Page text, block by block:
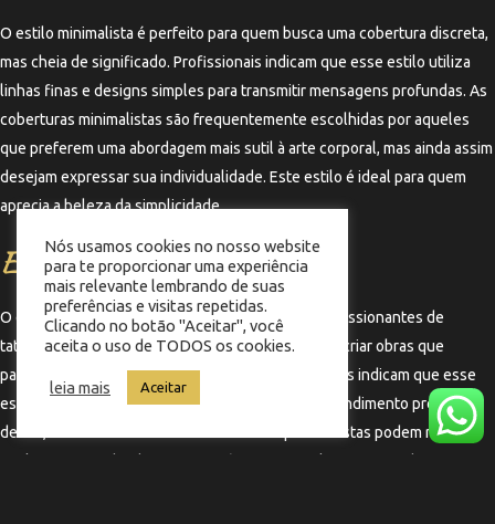
O estilo minimalista é perfeito para quem busca uma cobertura discreta,
mas cheia de significado. Profissionais indicam que esse estilo utiliza
linhas finas e designs simples para transmitir mensagens profundas. As
coberturas minimalistas são frequentemente escolhidas por aqueles
que preferem uma abordagem mais sutil à arte corporal, mas ainda assim
desejam expressar sua individualidade. Este estilo é ideal para quem
aprecia a beleza da simplicidade.
Estilo Hiper-realista
O estilo hiper-realista é uma das formas mais impressionantes de
tatuagem, onde os profissionais se esforçam para criar obras que
parecem fotografias em alta definição. Profissionais indicam que esse
estilo exige uma habilidade excepcional e um entendimento profundo
de luz, sombra e textura. As coberturas hiper-realistas podem retratar
Nós usamos cookies no nosso website
para te proporcionar uma experiência
mais relevante lembrando de suas
preferências e visitas repetidas.
Clicando no botão "Aceitar", você
aceita o uso de TODOS os cookies.
leia mais Aceitar